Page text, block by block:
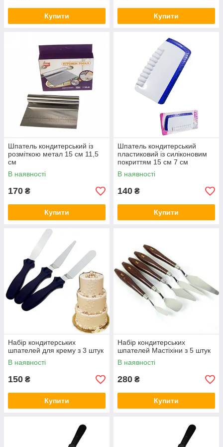
Купити Купити
Шпатель кондитерський із
розміткою метал 15 см 11,5
см
В наявності
170 ₴
Купити
Шпатель кондитерський
пластиковий із силіконовим
покриттям 15 см 7 см
В наявності
140 ₴
Купити
Набір кондитерських
шпателей для крему з 3 штук
В наявності
150 ₴
Купити
Набір кондитерських
шпателей Мастіхіни з 5 штук
В наявності
280 ₴
Купити